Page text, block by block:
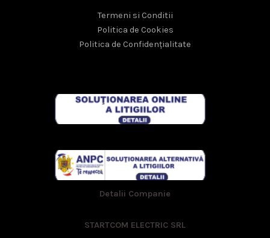
Termeni si Conditii
Politica de Cookies
Politica de Confidențialitate
Detalii Companie
STARTCOM ELECTRIC SRL